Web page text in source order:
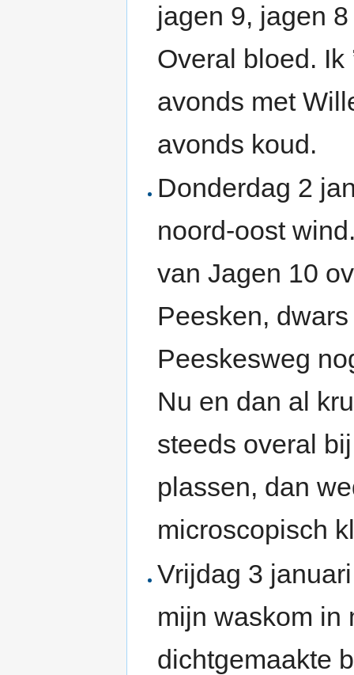
jagen 9, jagen
Overal bloed. Ik
avonds met
avonds koud.
Donderdag 2
noord-oost
van Jagen 10
Peesken,
Peeskesweg
Nu en dan al
steeds overal
plassen, dan
microscopisch
Vrijdag 3
mijn waskom in
dichtgemaakte